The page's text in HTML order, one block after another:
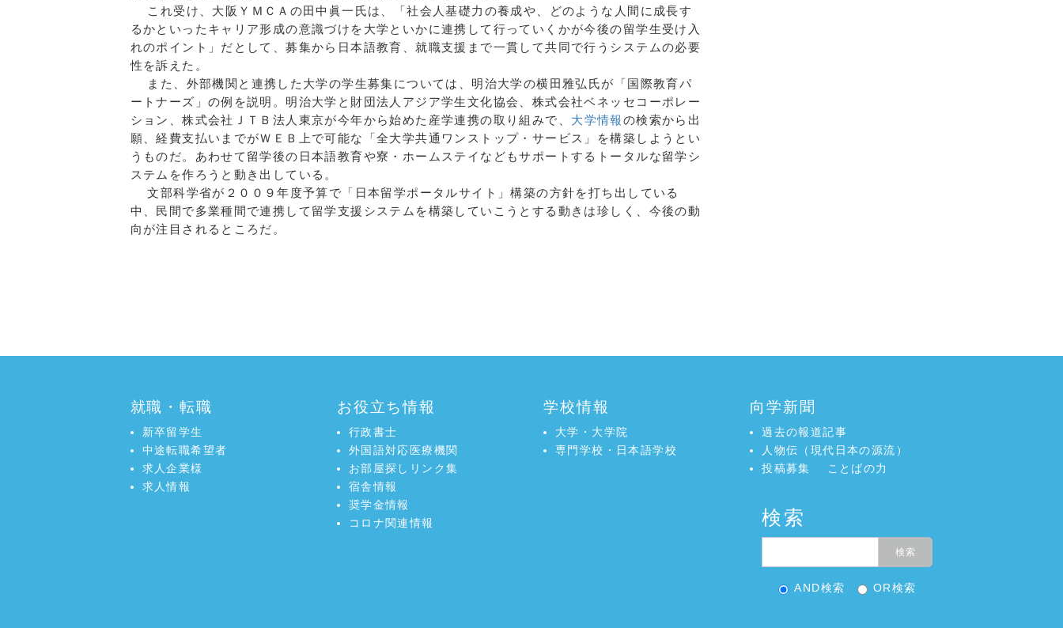
これ受け、大阪ＹＭＣＡの田中眞一氏は、「社会人基礎力の養成や、どのような人間に成長す
るかといったキャリア形成の意識づけを大学といかに連携して行っていくかが今後の留学生受け入
れのポイント」だとして、募集から日本語教育、就職支援まで一貫して共同で行うシステムの必要
性を訴えた。
また、外部機関と連携した大学の学生募集については、明治大学の横田雅弘氏が「国際教育パ
ートナーズ」の例を説明。明治大学と財団法人アジア学生文化協会、株式会社ベネッセコーポレー
ション、株式会社ＪＴＢ法人東京が今年から始めた産学連携の取り組みで、 大学情報の検索から出
願、経費支払いまでがＷＥＢ上で可能な「全大学共通ワンストップ・サービス」を構築しようとい
うものだ。あわせて留学後の日本語教育や寮・ホームステイなどもサポートするトータルな留学シ
ステムを作ろうと動き出している。
文部科学省が２００９年度予算で「日本留学ポータルサイト」構築の方針を打ち出している
中、民間で多業種間で連携して留学支援システムを構築していこうとする動きは珍しく、今後の動
向が注目されるところだ。
就職・転職
新卒留学生
中途転職希望者
求人企業様
求人情報
お役立ち情報
行政書士
外国語対応医療機関
お部屋探しリンク集
宿舎情報
奨学金情報
コロナ関連情報
学校情報
大学・大学院
専門学校・日本語学校
向学新聞
過去の報道記事
人物伝（現代日本の源流）
投稿募集
ことばの力
検索
AND検索 OR検索